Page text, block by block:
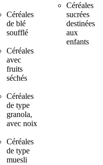
Céréales
de blé
soufflé
Céréales
avec
fruits
séchés
Céréales
de type
granola,
avec noix
Céréales
de type
muesli
Céréales
sucrées
destinées
aux
enfants